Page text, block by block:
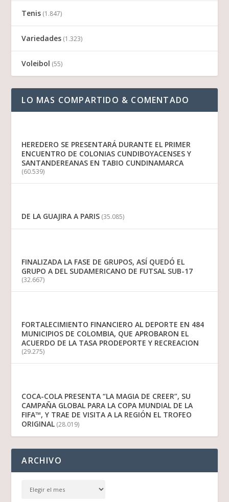
Tenis (1.847)
Variedades (1.323)
Voleibol (55)
LO MAS COMPARTIDO & COMENTADO
HEREDERO SE PRESENTARÁ DURANTE EL PRIMER
ENCUENTRO DE COLONIAS CUNDIBOYACENSES Y
SANTANDEREANAS EN TABIO CUNDINAMARCA
(60.539)
DE LA GUAJIRA A PARIS (35.085)
FINALIZADA LA FASE DE GRUPOS, ASÍ QUEDÓ EL
GRUPO A DEL SUDAMERICANO DE FUTSAL SUB-17
(32.667)
FORTALECIMIENTO FINANCIERO AL DEPORTE EN 484
MUNICIPIOS DE COLOMBIA, QUE APROBARON EL
ACUERDO DE LA TASA PRODEPORTE Y RECREACION
(29.275)
COCA-COLA PRESENTA “LA MAGIA DE CREER”, SU
CAMPAÑA GLOBAL PARA LA COPA MUNDIAL DE LA
FIFA™, Y TRAE DE VISITA A LA REGIÓN EL TROFEO
ORIGINAL (28.019)
ARCHIVO